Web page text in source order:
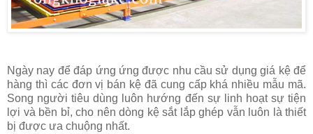
Ngày nay để đáp ứng ứng được nhu cầu sử dụng giá kệ để
hàng thì các đơn vị bán kệ đã cung cấp khá nhiều mẫu mã.
Song người tiêu dùng luôn hướng đến sự linh hoạt sự tiện
lợi và bền bỉ, cho nên dòng kệ sắt lắp ghép vẫn luôn là thiết
bị được ưa chuộng nhất.